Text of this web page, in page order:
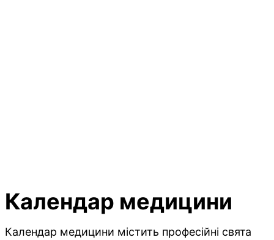
Календар медицини
Календар медицини містить професійні свята